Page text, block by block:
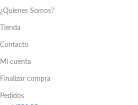
¿Quienes Somos?
Tienda
Contacto
Mi cuenta
Finalizar compra
Pedidos